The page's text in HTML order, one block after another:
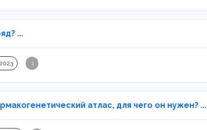
...
1
атлас, для чего он нужен? ...